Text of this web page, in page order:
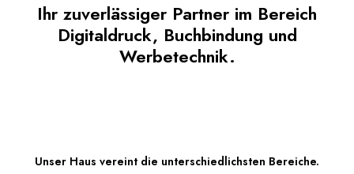
Ihr zuverlässiger Partner im Bereich
Digitaldruck, Buchbindung und
Werbetechnik.
Unser Haus vereint die unterschiedlichsten Bereiche.